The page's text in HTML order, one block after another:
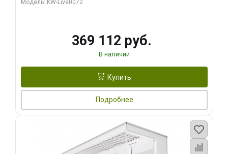
Модель: KW-Live0072
369 112 руб.
В наличии
Купить
Подробнее